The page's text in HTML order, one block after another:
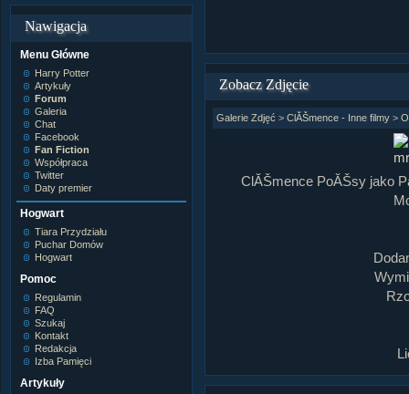
Nawigacja
Menu Główne
Harry Potter
Artykuły
Forum
Galeria
Chat
Facebook
Fan Fiction
Współpraca
Twitter
Daty premier
Hogwart
Tiara Przydziału
Puchar Domów
Hogwart
Pomoc
Regulamin
FAQ
Szukaj
Kontakt
Redakcja
Izba Pamięci
Artykuły
Zobacz Zdjęcie
Galerie Zdjęć > ClĂŠmence - Inne filmy>
ClĂŠmence PoĂŠsy jako